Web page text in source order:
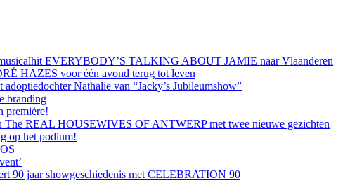
musicalhit EVERYBODY’S TALKING ABOUT JAMIE naar Vlaanderen
HAZES voor één avond terug tot leven
Nathalie van “Jacky’s Jubileumshow”
branding
première!
The REAL HOUSEWIVES OF ANTWERP met twee nieuwe gezichten
op het podium!
90 jaar showgeschiedenis met CELEBRATION 90